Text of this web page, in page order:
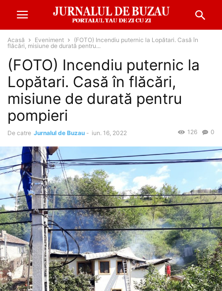
Acasă Eveniment
(FOTO) Incendiu puternic la Lopătari. Casă în
flăcări, misiune de durată pentru...
(FOTO) Incendiu puternic la
Lopătari. Casă în flăcări,
misiune de durată pentru
pompieri
De catre Jurnalul de Buzau - iun. 16, 2022 0
126